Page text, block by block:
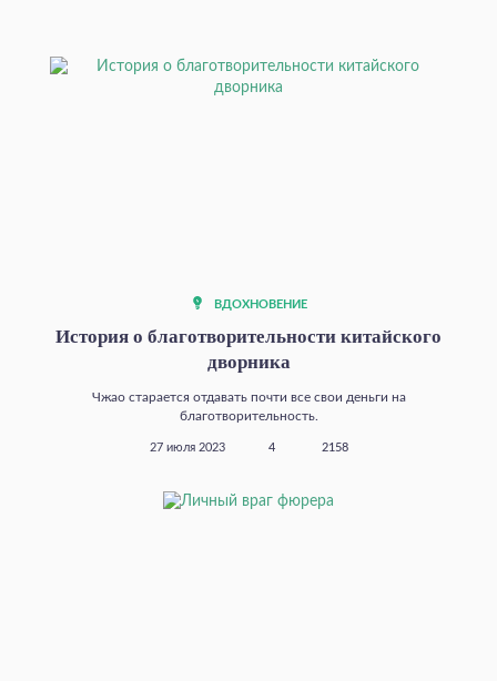
ВДОХНОВЕНИЕ
История о благотворительности китайского
дворника
Чжао старается отдавать почти все свои деньги на
благотворительность.
27 июля 2023 4 2158